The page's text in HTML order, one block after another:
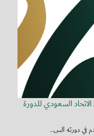
الاتحاد السعودي للدورة
في دورته الس...